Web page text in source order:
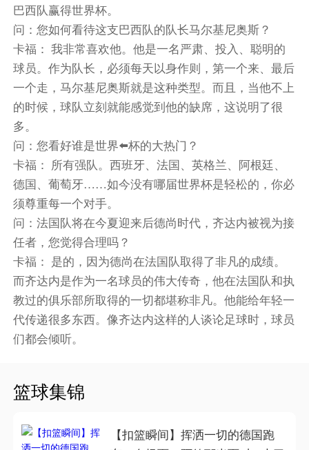
巴西队赢得世界杯。
问：您如何看待这支巴西队的队长马尔基尼奥斯？
卡福： 我非常喜欢他。他是一名严肃、投入、聪明的
球员。作为队长，必须每天以身作则，第一个来、最后
一个走，马尔基尼奥斯就是这种类型。而且，当他不上
的时候，球队立刻就能感觉到他的缺席，这说明了很
多。
问：您看好谁是世界⬅️杯的大热门？
卡福： 所有强队。西班牙、法国、英格兰、阿根廷、
德国、葡萄牙……如今没有哪届世界杯是轻松的，你必
须尊重每一个对手。
问：法国队将在今夏迎来后德尚时代，齐达内被视为接
任者，您觉得合理吗？
卡福： 是的，因为德尚在法国队取得了非凡的成绩。
而齐达内是作为一名球员的伟大传奇，他在法国队和执
教过的俱乐部所取得的一切都堪称非凡。他能给年轻一
代传递很多东西。像齐达内这样的人谈论足球时，球员
们都会倾听。
篮球集锦
【扣篮瞬间】挥洒一切的德国跑